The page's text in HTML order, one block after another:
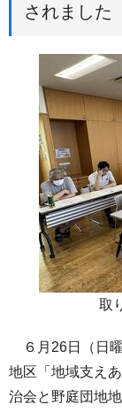
されました
取
６月26日（日
地区「地域支え
治会と野庭団地